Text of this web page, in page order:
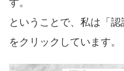
す。
ということで、私は「
をクリックしています。